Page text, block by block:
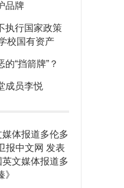
品牌
执行国家政策
校国有资产
“挡箭牌”？
成员李悦
体报道多伦多
报中文网 发表
文媒体报道多
》